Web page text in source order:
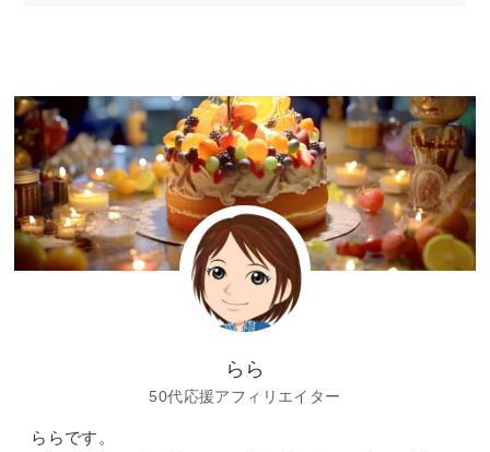
らら
50代応援アフィリエイター
ららです。